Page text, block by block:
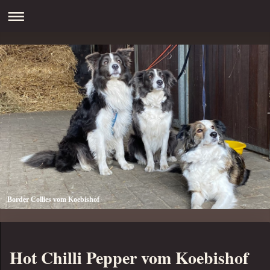
Border Collies vom Koebishof
Hot Chilli Pepper vom Koebishof